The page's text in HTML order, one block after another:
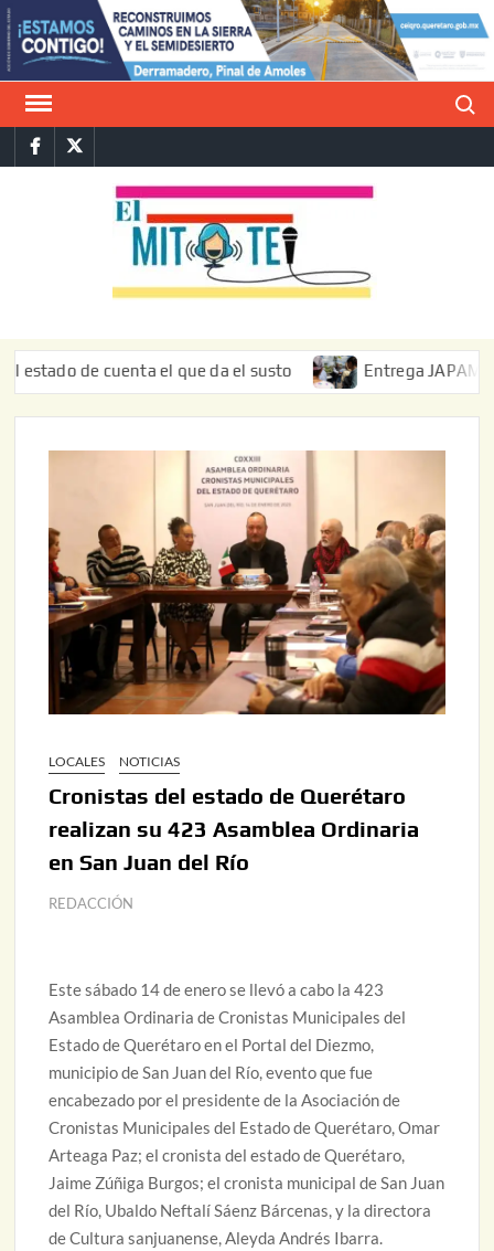
Saltar
al
contenido
FacebookTwitter
de cuenta el que da el susto Entrega JAPAM
LOCALES NOTICIAS
Cronistas del estado de Querétaro
realizan su 423 Asamblea Ordinaria
en San Juan del Río
REDACCIÓN
Este sábado 14 de enero se llevó a cabo la 423
Asamblea Ordinaria de Cronistas Municipales del
Estado de Querétaro en el Portal del Diezmo,
municipio de San Juan del Río, evento que fue
encabezado por el presidente de la Asociación de
Cronistas Municipales del Estado de Querétaro, Omar
Arteaga Paz; el cronista del estado de Querétaro,
Jaime Zúñiga Burgos; el cronista municipal de San Juan
del Río, Ubaldo Neftalí Sáenz Bárcenas, y la directora
de Cultura sanjuanense, Aleyda Andrés Ibarra.